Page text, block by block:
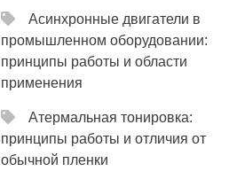
Асинхронные двигатели в
промышленном оборудовании:
принципы работы и области
применения
Атермальная тонировка:
принципы работы и отличия от
обычной пленки